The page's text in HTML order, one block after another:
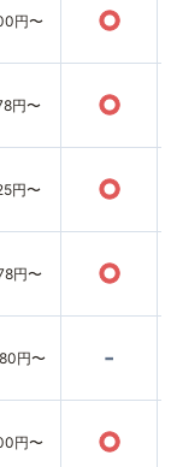
円〜 ○
円〜 ○
円〜 ○
円〜 ○
円〜 -
円〜 ○